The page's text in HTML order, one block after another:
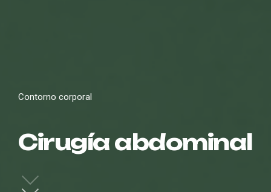
Contorno corporal
Cirugía abdominal